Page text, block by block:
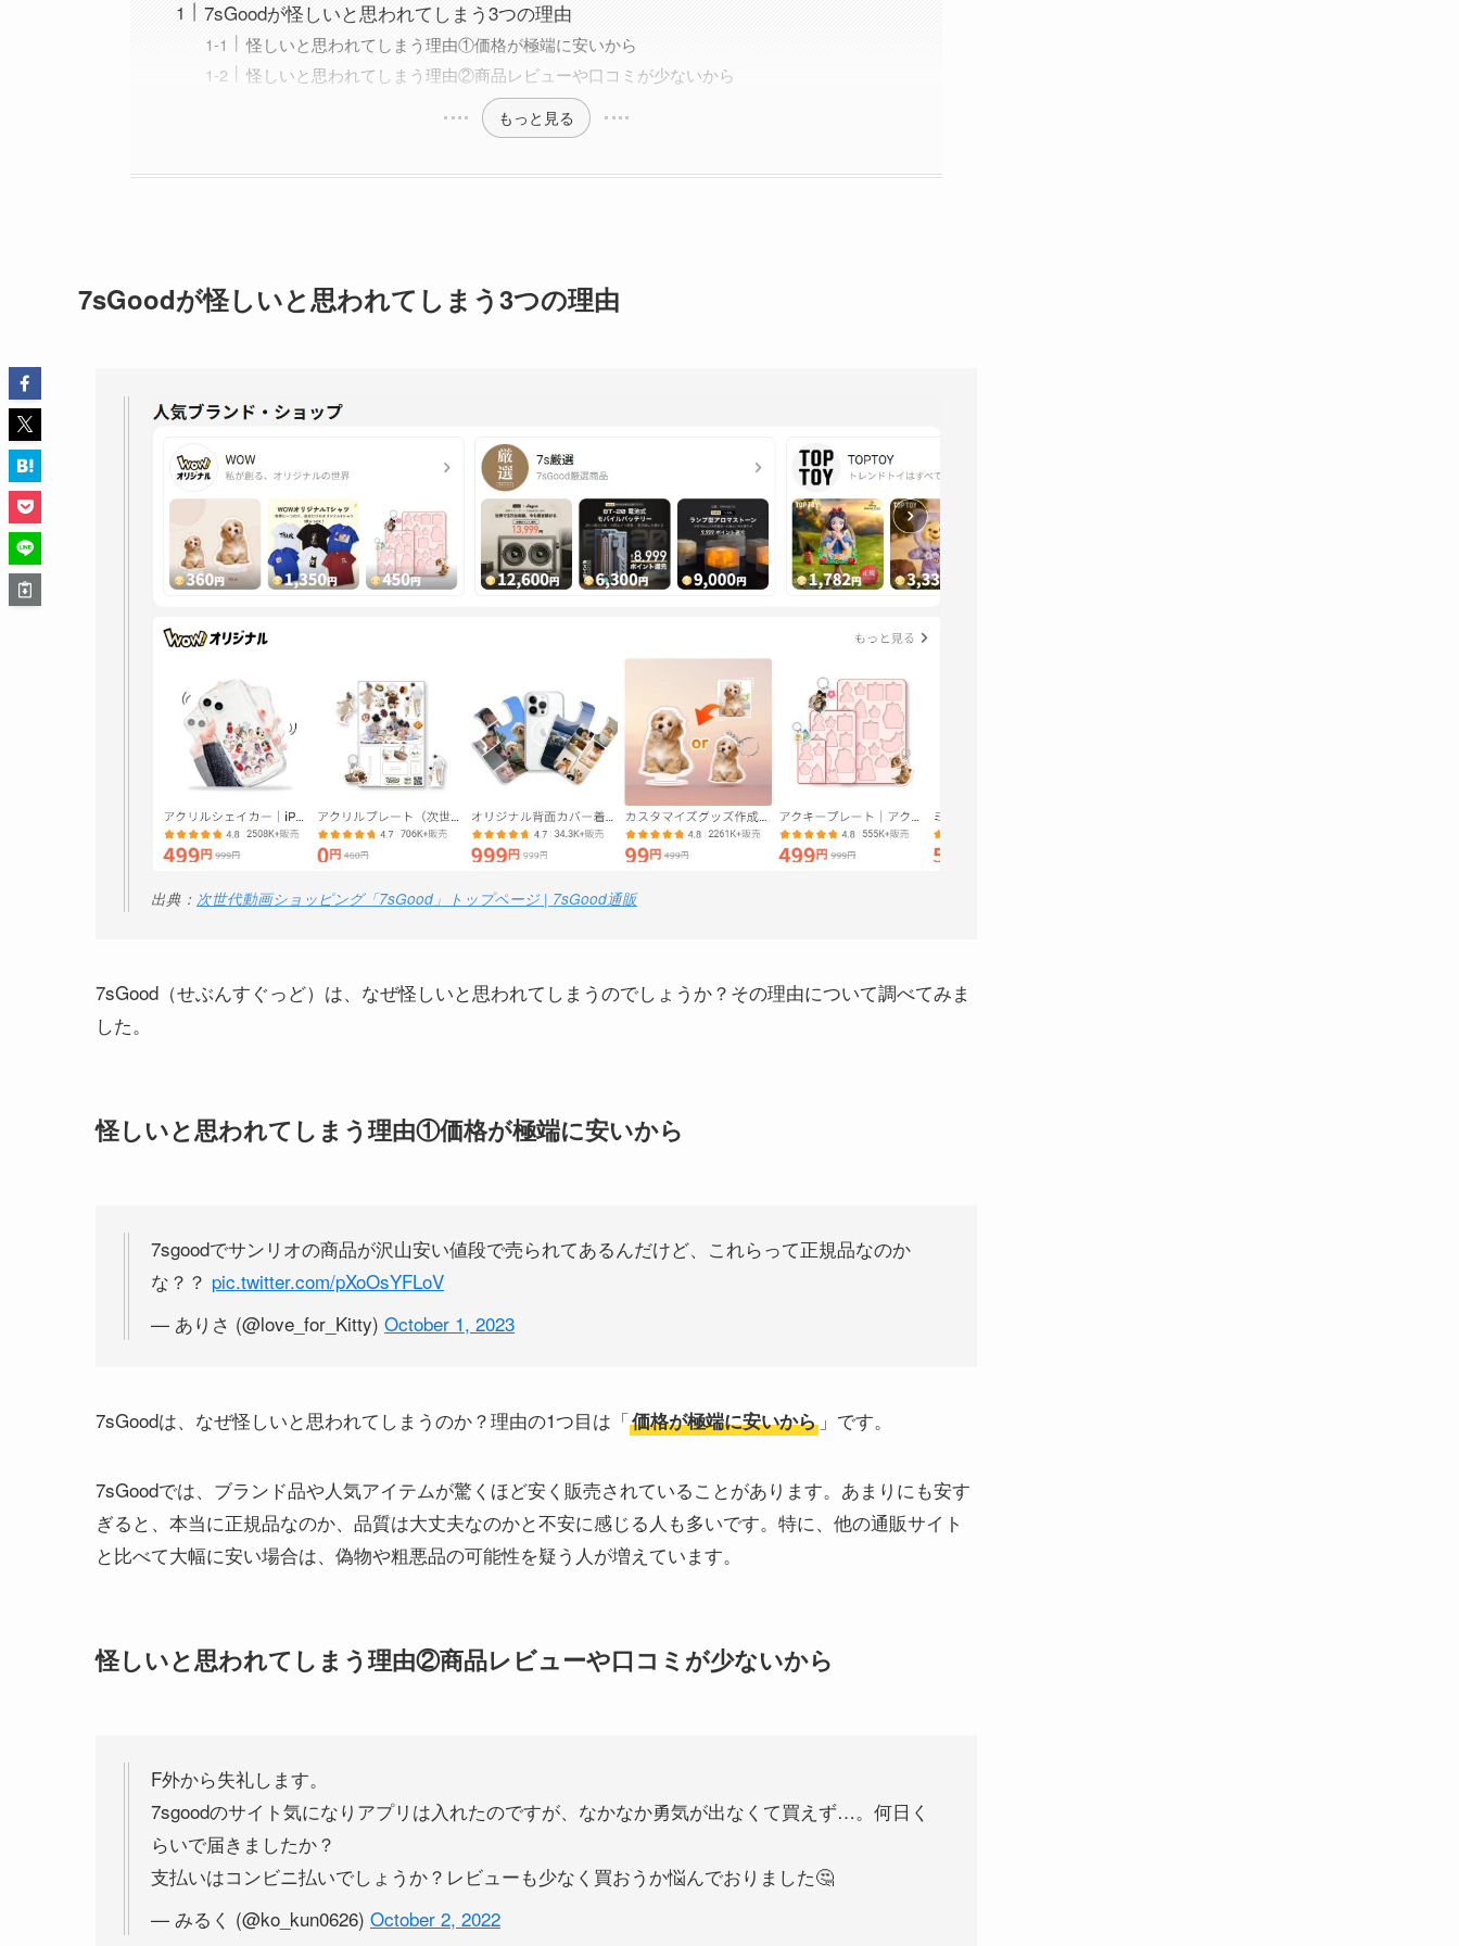
7sGoodが怪しいと思われてしまう3つの理由
怪しいと思われてしまう理由①価格が極端に安いから
怪しいと思われてしまう理由②商品レビューや口コミが少ないから
もっと見る
7sGoodが怪しいと思われてしまう3つの理由
出典： 次世代動画ショッピング「7sGood」トップページ | 7sGood通販
7sGood（せぶんすぐっど）は、なぜ怪しいと思われてしまうのでしょうか？その理由について調べてみま
した。
怪しいと思われてしまう理由①価格が極端に安いから
7sgoodでサンリオの商品が沢山安い値段で売られてあるんだけど、これらって正規品なのか
な？？ pic.twitter.com/pXoOsYFLoV
— ありさ (@love_for_Kitty) October 1, 2023
7sGoodは、なぜ怪しいと思われてしまうのか？理由の1つ目は「価格が極端に安いから 」です。
7sGoodでは、ブランド品や人気アイテムが驚くほど安く販売されていることがあります。あまりにも安す
ぎると、本当に正規品なのか、品質は大丈夫なのかと不安に感じる人も多いです。特に、他の通販サイト
と比べて大幅に安い場合は、偽物や粗悪品の可能性を疑う人が増えています。
怪しいと思われてしまう理由②商品レビューや口コミが少ないから
F外から失礼します。
7sgoodのサイト気になりアプリは入れたのですが、なかなか勇気が出なくて買えず…。何日く
らいで届きましたか？
支払いはコンビニ払いでしょうか？レビューも少なく買おうか悩んでおりました🤔
— みるく (@ko_kun0626) October 2, 2022